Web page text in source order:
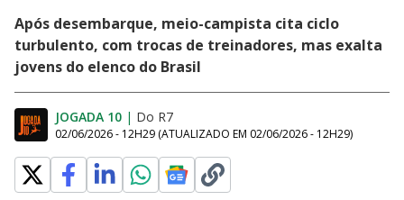
Após desembarque, meio-campista cita ciclo
turbulento, com trocas de treinadores, mas exalta
jovens do elenco do Brasil
JOGADA 10 | Do R7
02/06/2026 - 12H29 (ATUALIZADO EM 02/06/2026 - 12H29)